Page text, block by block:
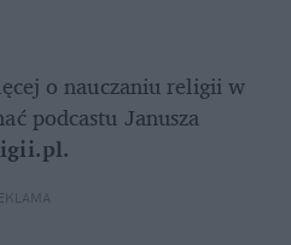
o nauczaniu religii w
podcastu Janusza